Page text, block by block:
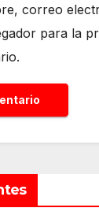
correo
para la